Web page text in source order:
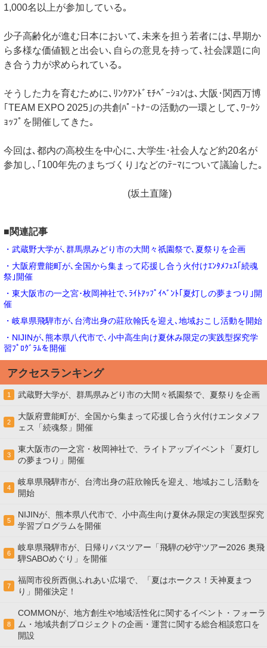
1,000名以上が参加している｡
少子高齢化が進む日本において､未来を担う若者には､早期か
ら多様な価値観と出会い､自らの意見を持って､社会課題に向
き合う力が求められている｡
そうした力を育むために､ﾘﾝｸｱﾝﾄﾞﾓﾁﾍﾞｰｼｮﾝは､大阪･関西万博
｢TEAM EXPO 2025｣の共創ﾊﾟｰﾄﾅｰの活動の一環として､ﾜｰｸｼ
ｮｯﾌﾟを開催してきた｡
今回は､都内の高校生を中心に､大学生･社会人など約20名が
参加し､｢100年先のまちづくり｣などのﾃｰﾏについて議論した｡
(坂土直隆)
■関連記事
・武蔵野大学が､群馬県みどり市の大間々祇園祭で､夏祭りを企画
・大阪府豊能町が､全国から集まって応援し合う火付けｴﾝﾀﾒﾌｪｽ｢続魂
祭｣開催
・東大阪市の一之宮･枚岡神社で､ﾗｲﾄｱｯﾌﾟｲﾍﾞﾝﾄ｢夏灯しの夢まつり｣開
催
・岐阜県飛騨市が､台湾出身の莊欣翰氏を迎え､地域おこし活動を開始
・NIJINが､熊本県八代市で､小中高生向け夏休み限定の実践型探究学
習ﾌﾟﾛｸﾞﾗﾑを開催
アクセスランキング
1 武蔵野大学が、群馬県みどり市の大間々祇園祭で、夏祭りを企画
2
大阪府豊能町が、全国から集まって応援し合う火付けエンタメフ
ェス「続魂祭」開催
3
東大阪市の一之宮・枚岡神社で、ライトアップイベント「夏灯し
の夢まつり」開催
4
岐阜県飛騨市が、台湾出身の莊欣翰氏を迎え、地域おこし活動を
開始
5
NIJINが、熊本県八代市で、小中高生向け夏休み限定の実践型探究
学習プログラムを開催
6
岐阜県飛騨市が、日帰りバスツアー「飛騨の砂守ツアー2026 奥飛
騨SABOめぐり」を開催
7
福岡市役所西側ふれあい広場で、「夏はホークス！天神夏まつ
り」開催決定！
8
COMMONが、地方創生や地域活性化に関するイベント・フォーラ
ム・地域共創プロジェクトの企画・運営に関する総合相談窓口を
開設